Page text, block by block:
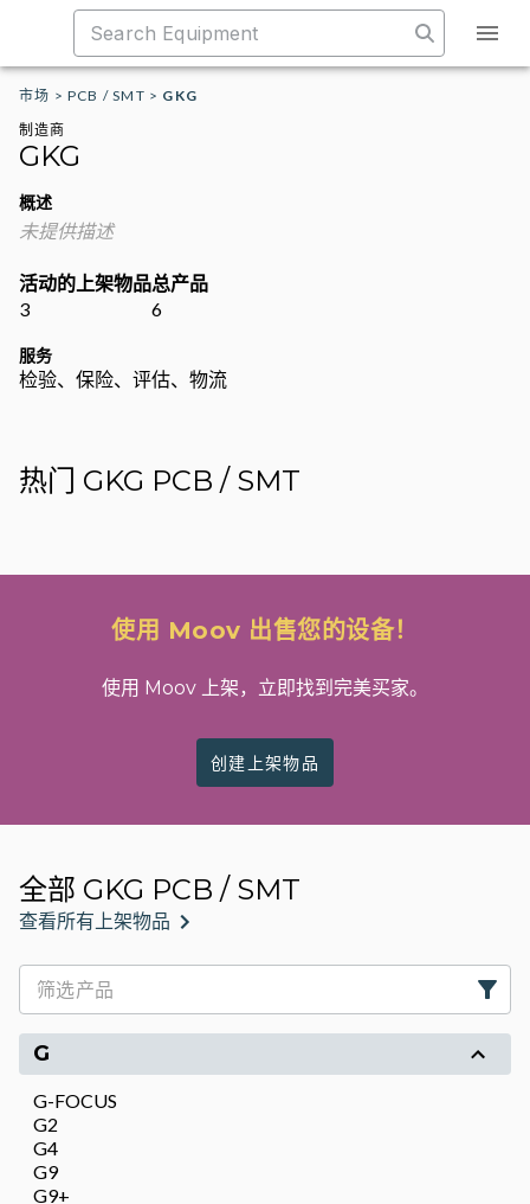
市场 >PCB / SMT > GKG
制造商
GKG
概述
未提供描述
活动的上架物品
3
总产品
6
服务
检验、保险、评估、物流
热门 GKG PCB / SMT
使用 Moov 出售您的设备！
使用 Moov 上架，立即找到完美买家。
创建上架物品
全部 GKG PCB / SMT
查看所有上架物品
G
G-FOCUS
G2
G4
G9
G9+